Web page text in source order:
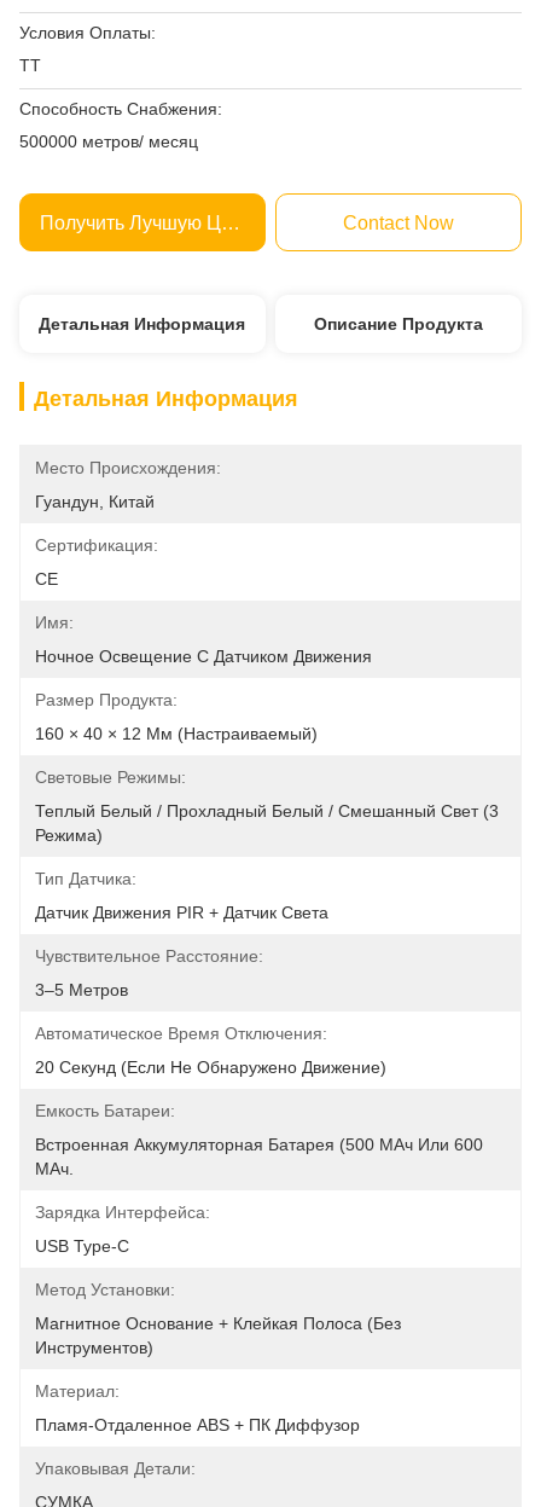
Условия Оплаты:
ТТ
Способность Снабжения:
500000 метров/ месяц
Получить Лучшую Цену Contact Now
Детальная Информация Описание Продукта
Детальная Информация
Место Происхождения:
Гуандун, Китай
Сертификация:
CE
Имя:
Ночное Освещение С Датчиком Движения
Размер Продукта:
160 × 40 × 12 Мм (настраиваемый)
Световые Режимы:
Теплый Белый / Прохладный Белый / Смешанный Свет (3
Режима)
Тип Датчика:
Датчик Движения PIR + Датчик Света
Чувствительное Расстояние:
3–5 Метров
Автоматическое Время Отключения:
20 Секунд (если Не Обнаружено Движение)
Емкость Батареи:
Встроенная Аккумуляторная Батарея (500 МАч Или 600
МАч.
Зарядка Интерфейса:
USB Type-C
Метод Установки:
Магнитное Основание + Клейкая Полоса (без
Инструментов)
Материал:
Пламя-Отдаленное ABS + ПК Диффузор
Упаковывая Детали:
СУМКА